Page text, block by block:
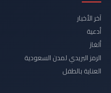
آخر الأخبار
أدعية
ألغاز
الرمز البريدي لمدن السعودية
العناية بالطفل